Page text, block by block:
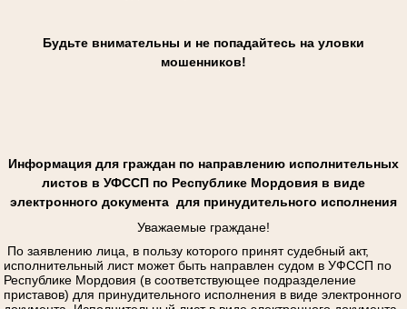
Будьте внимательны и не попадайтесь на уловки
мошенников!
Информация для граждан по направлению исполнительных
листов в УФССП по Республике Мордовия в виде
электронного документа для принудительного исполнения
Уважаемые граждане!
По заявлению лица, в пользу которого принят судебный акт,
исполнительный лист может быть направлен судом в УФССП по
Республике Мордовия (в соответствующее подразделение
приставов) для принудительного исполнения в виде электронного